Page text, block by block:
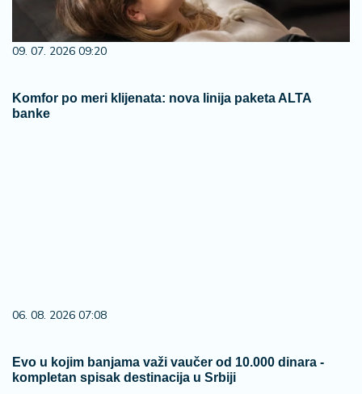
09. 07. 2026 09:20
Komfor po meri klijenata: nova linija paketa ALTA
banke
06. 08. 2026 07:08
Evo u kojim banjama važi vaučer od 10.000 dinara -
kompletan spisak destinacija u Srbiji